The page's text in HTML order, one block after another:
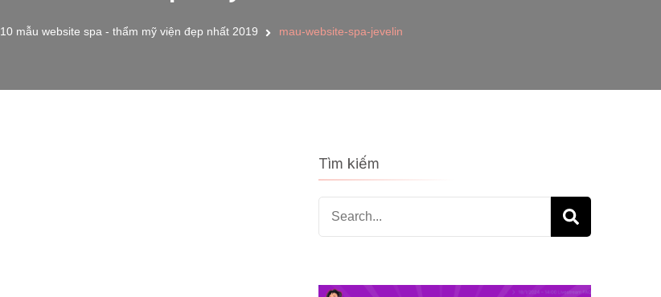
mẫu website spa - thẩm mỹ viện đẹp nhất 2019 mau-website-spa-jevelin
Tìm kiếm
Search
for: